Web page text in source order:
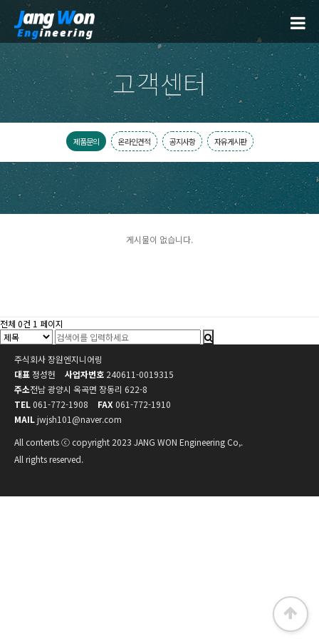
고객센터
제품문의 온라인견적 공지사항 자유게시판
게시물이 없습니다.
전체 0건 1 페이지
주식회사 장원엔지니어링
대표 정성헌 사업자번호 240611-0019315
주소전남 광양시 옥곡면 장동리 622-8
TEL061-772-1908 FAX 061-772-1910
MAILjwjsh101@naver.com
All contents ⓒ copyright 2023 JANG WON Engineering Co,.
All rights reserved.